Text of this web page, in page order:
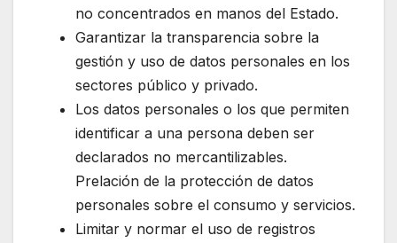
no concentrados en manos del Estado.
Garantizar la transparencia sobre la
gestión y uso de datos personales en los
sectores público y privado.
Los datos personales o los que permiten
identificar a una persona deben ser
declarados no mercantilizables.
Prelación de la protección de datos
personales sobre el consumo y servicios.
Limitar y normar el uso de registros